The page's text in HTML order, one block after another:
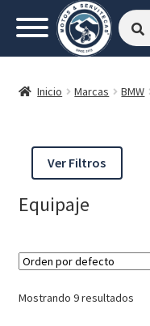
Buscar
por:
Buscar
Inicio Marcas BMW
Ver Filtros
Equipaje
Mostrando 9 resultados